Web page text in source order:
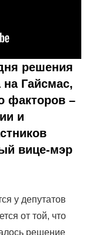
решения
Гайсмас,
факторов –
и
вице-мэр
у депутатов
от той, что
решение